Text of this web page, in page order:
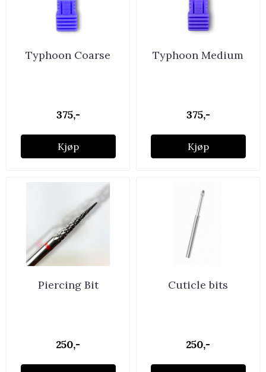
Typhoon Coarse
375,-
Kjøp
Typhoon Medium
375,-
Kjøp
Piercing Bit
250,-
Cuticle bits
250,-